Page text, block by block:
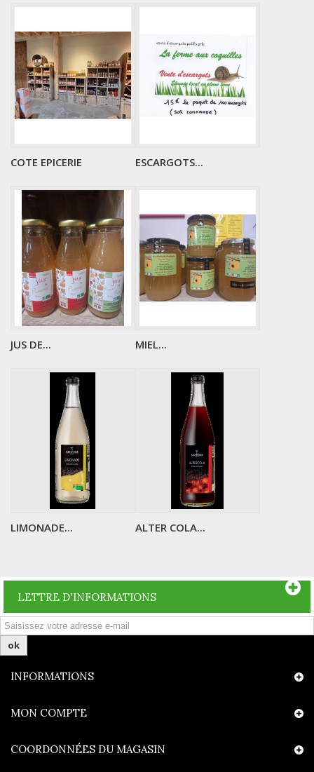
COTE EPICERIE ESCARGOTS...
JUS DE... MIEL...
LIMONADE... ALTER COLA...
LETTRE D'INFORMATIONS
ok
INFORMATIONS
MON COMPTE
COORDONNÉES DU MAGASIN